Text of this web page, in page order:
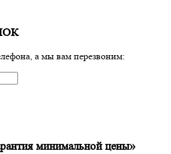
а мы вам перезвоним:
минимальной цены»